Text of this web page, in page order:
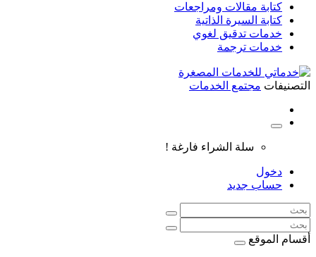
كتابة مقالات ومراجعات
كتابة السيرة الذاتية
خدمات تدقيق لغوي
خدمات ترجمة
التصنيفات مجتمع الخدمات
سلة الشراء فارغة !
دخول
حساب جديد
أقسام الموقع